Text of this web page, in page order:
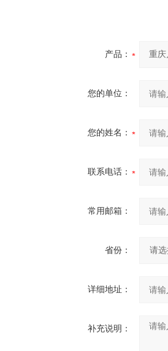
产品：
您的单位：
您的姓名：
联系电话：
常用邮箱：
省份：
详细地址：
补充说明：